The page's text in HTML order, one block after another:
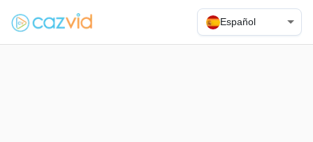
Español